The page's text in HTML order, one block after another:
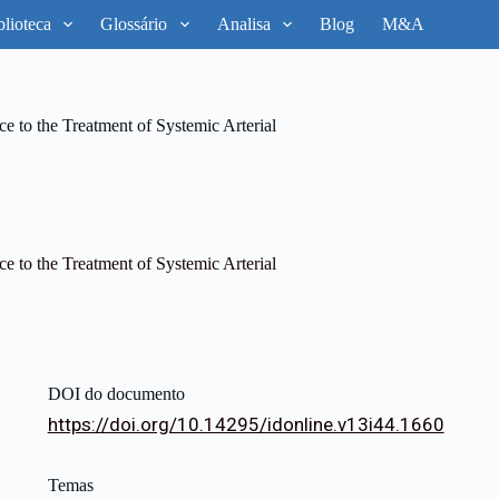
Glossário Analisa Blog M&A
to the Treatment of Systemic Arterial
to the Treatment of Systemic Arterial
DOI do documento
https://doi.org/10.14295/idonline.v13i44.1660
Temas